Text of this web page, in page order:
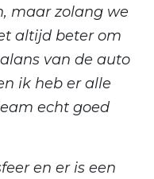
maar zolang we
altijd beter om
van de auto
ik heb er alle
echt goed
en er is een